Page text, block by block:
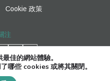
Cookie 政策
注
佳的網站體驗。
哪些 cookies 或將其關閉。